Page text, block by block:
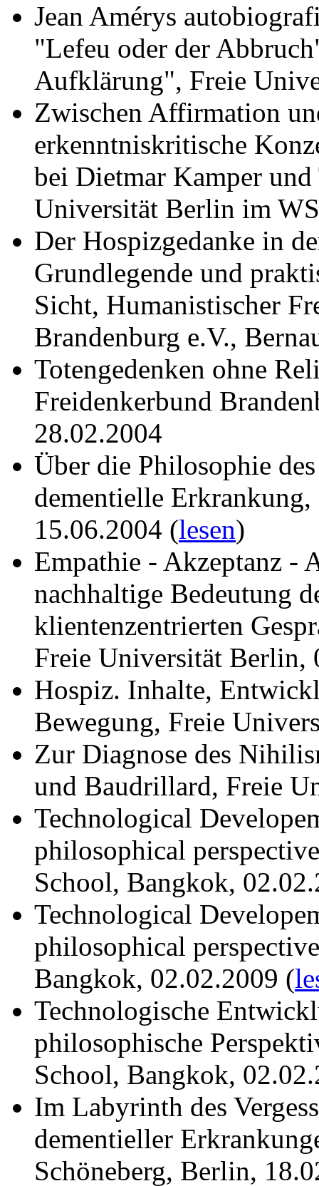
Jean Amérys
"Lefeu oder der
Aufklärung", Freie
Zwischen Affirmation
erkenntniskritische
bei Dietmar Kamper
Universität Berlin im
Der Hospizgedanke in
Grundlegende und
Sicht, Humanistischer
Brandenburg e.V.,
Totengedenken ohne
Freidenkerbund
28.02.2004
Über die Philosophie
dementielle
15.06.2004 (lesen)
Empathie - Akzeptanz -
nachhaltige Bedeutung
klientenzentrierten
Freie Universität Berlin,
Hospiz. Inhalte,
Bewegung, Freie
Zur Diagnose des
und Baudrillard, Freie
Technological
philosophical
School, Bangkok,
Technological
philosophical
Bangkok, 02.02.2009 (
Technologische
philosophische
School, Bangkok,
Im Labyrinth des
dementieller
Schöneberg, Berlin,